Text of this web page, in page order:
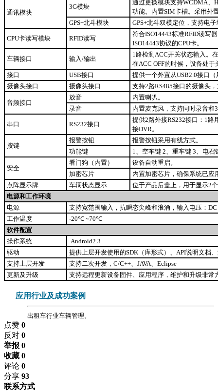
通讯模块
3G模块
通过更换模块支持WCDMA、
功能。内置SIM卡槽。采用外
GPS+北斗模块
GPS+北斗双模定位，支持电
CPU卡读写模块 RFID读写
符合ISO14443标准RFID读写
ISO14443协议的CPU卡。
车辆接口 输入/输出
1路检测ACC开关状态输入。
在ACC OFF的时候，设备处
接口
USB接口
提供一个外置从USB2.0接口
摄像头接口
摄像头接口 支持2路RS485接口的摄像头
音频接口
放音
内置喇叭。
录音
内置麦克风，支持同时录音和
串口 RS232接口
提供2路外接RS232接口：1
接DVR。
按键
报警按钮
报警按钮采用有线方式。
功能键
1、空车键 2、重车键 3、电
安全
看门狗（内置）
设备自动重启。
加密芯片
内置加密芯片，确保系统已应
点阵显示牌
车辆状态显示
位于产品后盖上，用于显示2
电源和工作环境
电源
支持宽范围输入，抗瞬态尖峰和浪涌，输入电压：
工作温度
-20℃ ~70℃
软件配置
操作系统
Android2.3
驱动
提供上层开发使用的SDK（库形式）、API说明文档
支持上层开发
支持二次开发，C/C++、JAVA、Eclipse
更新及升级
支持远程更新设备固件、应用程序，维护和升级非常
应用行业及成功案例
出租车行业车辆管理。
点赞 0
反对 0
举报 0
收藏 0
评论 0
分享 93
联系方式